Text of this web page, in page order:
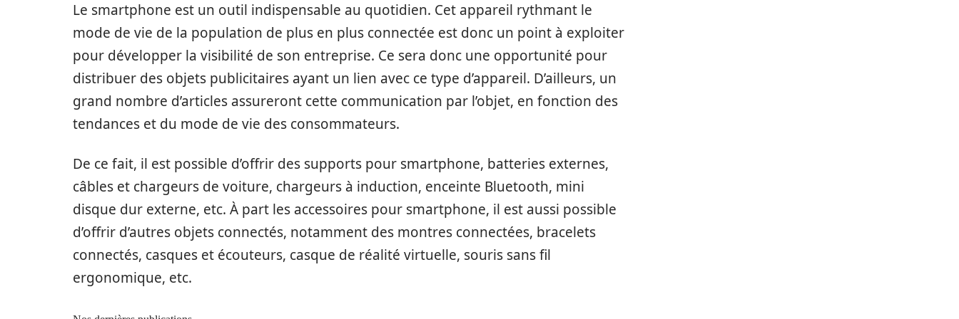
Le smartphone est un outil indispensable au quotidien. Cet appareil rythmant le
mode de vie de la population de plus en plus connectée est donc un point à exploiter
pour développer la visibilité de son entreprise. Ce sera donc une opportunité pour
distribuer des objets publicitaires ayant un lien avec ce type d’appareil. D’ailleurs, un
grand nombre d’articles assureront cette communication par l’objet, en fonction des
tendances et du mode de vie des consommateurs.
De ce fait, il est possible d’offrir des supports pour smartphone, batteries externes,
câbles et chargeurs de voiture, chargeurs à induction, enceinte Bluetooth, mini
disque dur externe, etc. À part les accessoires pour smartphone, il est aussi possible
d’offrir d’autres objets connectés, notamment des montres connectées, bracelets
connectés, casques et écouteurs, casque de réalité virtuelle, souris sans fil
ergonomique, etc.